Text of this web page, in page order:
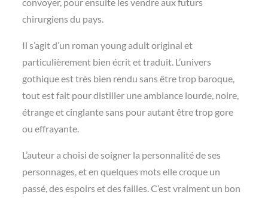
chirurgiens du pays.
Il s’agit d’un roman young adult original et
particulièrement bien écrit et traduit. L’univers
gothique est très bien rendu sans être trop baroque,
tout est fait pour distiller une ambiance lourde, noire,
étrange et cinglante sans pour autant être trop gore
ou effrayante.
L’auteur a choisi de soigner la personnalité de ses
personnages, et en quelques mots elle croque un
passé, des espoirs et des failles. C’est vraiment un bon